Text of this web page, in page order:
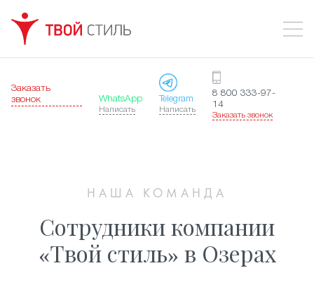
Заказать
звонок
WhatsApp
Написать
Telegram
Написать
8 800 333-97-
14
Заказать звонок
НАША КОМАНДА
Сотрудники компании
«Твой стиль» в Озерах